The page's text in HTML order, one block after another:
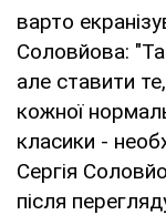
варто
Соловйова:
але ставити
кожної
класики -
Сергія
після